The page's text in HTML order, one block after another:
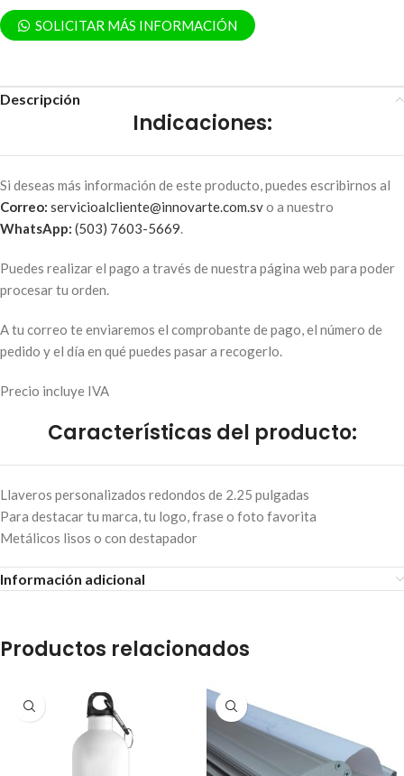
SOLICITAR MÁS INFORMACIÓN
Descripción
Indicaciones:
Si deseas más información de este producto, puedes escribirnos al
Correo: servicioalcliente@innovarte.com.svo a nuestro
WhatsApp: (503) 7603-5669.
Puedes realizar el pago a través de nuestra página web para poder
procesar tu orden.
A tu correo te enviaremos el comprobante de pago, el número de
pedido y el día en qué puedes pasar a recogerlo.
Precio incluye IVA
Características del producto:
Llaveros personalizados redondos de 2.25 pulgadas
Para destacar tu marca, tu logo, frase o foto favorita
Metálicos lisos o con destapador
Información adicional
Productos relacionados